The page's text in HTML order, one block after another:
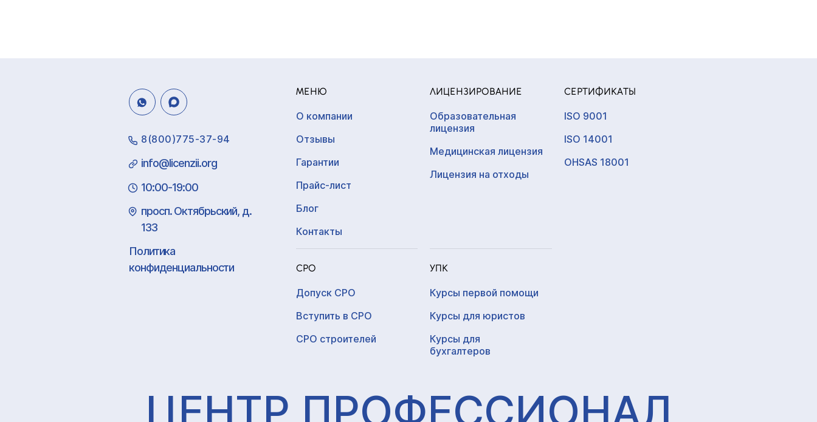
8(800)775-37-94
info@licenzii.org
10:00-19:00
просп. Октябрьский, д.
133
Политика
конфиденциальности
МЕНЮ
О компании
Отзывы
Гарантии
Прайс-лист
Блог
Контакты
ЛИЦЕНЗИРОВАНИЕ
Образовательная
лицензия
Медицинская лицензия
Лицензия на отходы
СЕРТИФИКАТЫ
ISO 9001
ISO 14001
OHSAS 18001
СРО
Допуск СРО
Вступить в СРО
СРО строителей
УПК
Курсы первой помощи
Курсы для юристов
Курсы для
бухгалтеров
ЦЕНТР ПРОФЕССИОНАЛ